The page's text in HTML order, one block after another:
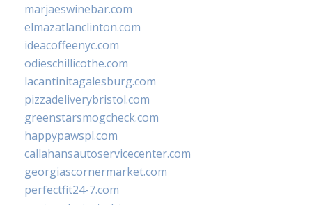
marjaeswinebar.com
elmazatlanclinton.com
ideacoffeenyc.com
odieschillicothe.com
lacantinitagalesburg.com
pizzadeliverybristol.com
greenstarsmogcheck.com
happypawspl.com
callahansautoservicecenter.com
georgiascornermarket.com
perfectfit24-7.com